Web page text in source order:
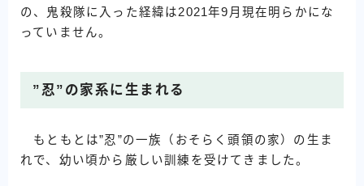
の、鬼殺隊に入った経緯は2021年9月現在明らかにな
っていません。
”忍”の家系に生まれる
もともとは”忍”の一族（おそらく頭領の家）の生ま
れで、幼い頃から厳しい訓練を受けてきました。